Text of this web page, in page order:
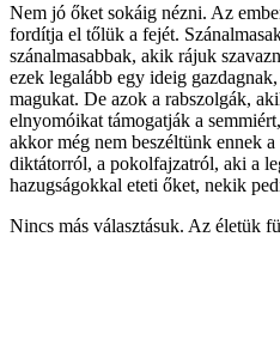
Nem jó őket sokáig nézni. Az
fordítja el tőlük a fejét.
szánalmasabbak, akik rájuk
ezek legalább egy ideig
magukat. De azok a rabszolgák,
elnyomóikat támogatják a
akkor még nem beszéltünk ennek a
diktátorról, a pokolfajzatról, aki a
hazugságokkal eteti őket, nekik
Nincs más választásuk. Az életük